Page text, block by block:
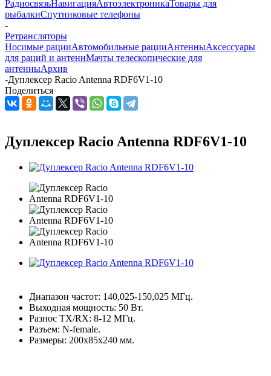
РадиосвязьНавигацияАвтоэлектроникаТовары для
рыбалкиСпутниковые телефоны
-
Ретрансляторы
Носимые рацииАвтомобильные рацииАнтенныАксессуары
для раций и антеннМачты телескопические для
антенныАрхив
-Дуплексер Racio Antenna RDF6V1-10
Поделиться
Дуплексер Racio Antenna RDF6V1-10
Диапазон частот: 140,025-150,025 МГц.
Выходная мощность: 50 Вт.
Разнос TX/RX: 8-12 МГц.
Разъем: N-female.
Размеры: 200x85x240 мм.